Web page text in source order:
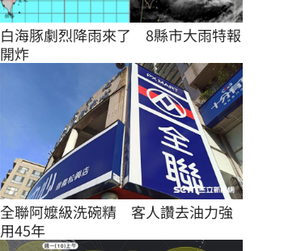
白海豚劇烈降雨來了　8縣市大雨特報
開炸
全聯阿嬤級洗碗精　客人讚去油力強
用45年